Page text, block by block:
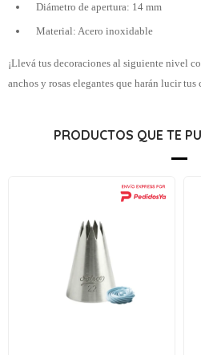
Diámetro de apertura: 14 mm
Material: Acero inoxidable
¡Llevá tus decoraciones al siguiente nivel
anchos y rosas elegantes que harán lucir tus
PRODUCTOS QUE TE